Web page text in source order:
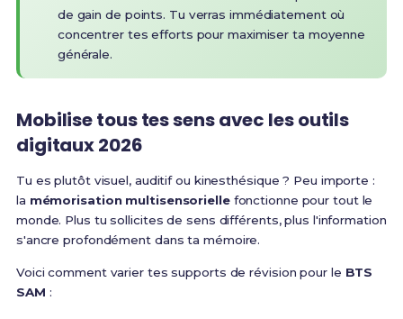
de gain de points. Tu verras immédiatement où
concentrer tes efforts pour maximiser ta moyenne
générale.
Mobilise tous tes sens avec les outils
digitaux 2026
Tu es plutôt visuel, auditif ou kinesthésique ? Peu importe :
la mémorisation multisensoriellefonctionne pour tout le
monde. Plus tu sollicites de sens différents, plus l'information
s'ancre profondément dans ta mémoire.
Voici comment varier tes supports de révision pour le BTS
SAM :